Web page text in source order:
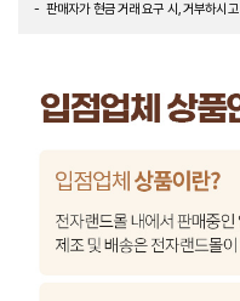
판매자가 현금 거래 요구 시, 거부하시고